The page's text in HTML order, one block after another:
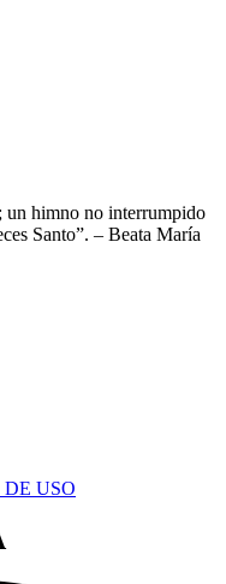
un himno no interrumpido
Santo”. – Beata María
USO